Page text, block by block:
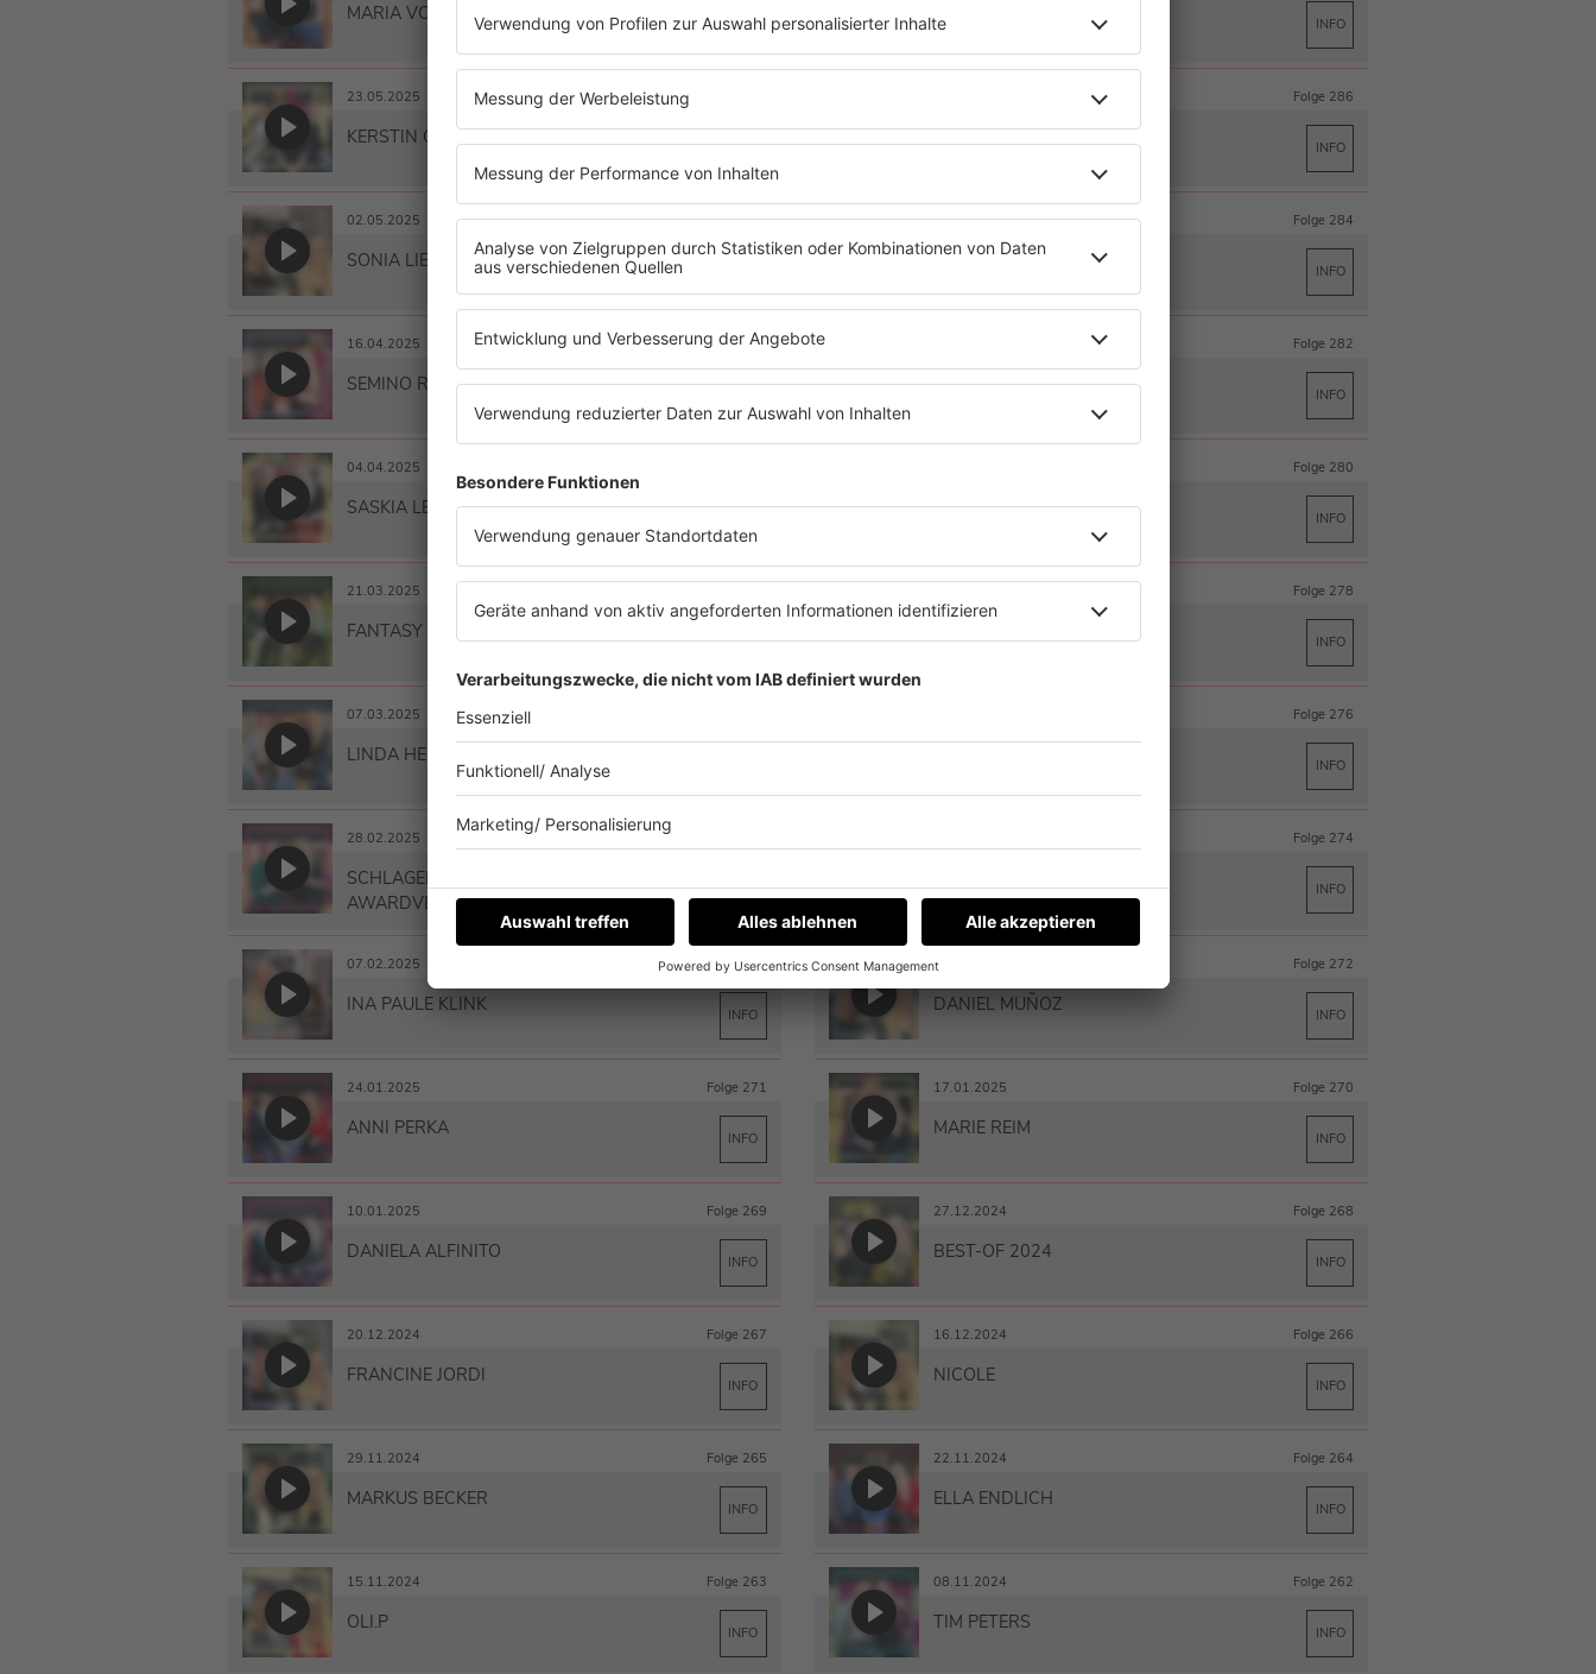
MARIA VOSKANIA INFO DENNIS WILMS INFO
23.05.2025
KERSTIN OTT INFO
Folge 286
LAURA WILDE INFO
02.05.2025 Folge 285
SONIA LIEBING
25.04.2025 Folge 284
LENA MARIE ENGEL INFO
16.04.2025 Folge 283
SEMINO ROSSI
Folge 282
INKA BAUSE INFO
04.04.2025
SASKIA LEPPIN
Folge 280
MICKIE KRAUSE INFO
21.03.2025
FANTASY INFO
Folge 278
INFO
07.03.2025
LINDA HESSE
Folge 276
INFO
28.02.2025
SCHLAGERPLANET RADIO
AWARDVERLEIHUNG 2024
INFO
Folge 274
INFO
07.02.2025 Folge 273
INA PAULE KLINK INFO
31.01.2025 Folge 272
DANIEL MUÑOZ INFO
24.01.2025 Folge 271
ANNI PERKA INFO
17.01.2025 Folge 270
MARIE REIM INFO
10.01.2025 Folge 269
DANIELA ALFINITO INFO
27.12.2024 Folge 268
BEST-OF 2024 INFO
20.12.2024 Folge 267
FRANCINE JORDI INFO
16.12.2024 Folge 266
NICOLE INFO
29.11.2024 Folge 265
MARKUS BECKER INFO
22.11.2024 Folge 264
ELLA ENDLICH INFO
15.11.2024 Folge 263
OLI.P INFO
08.11.2024 Folge 262
TIM PETERS INFO